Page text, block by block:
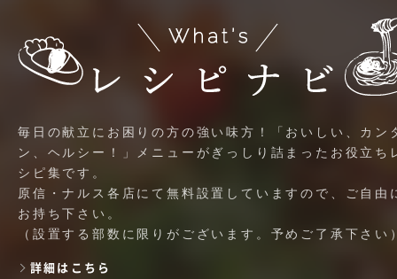
毎日の献立にお困りの方の強い味方！「おいしい、カン
ン、ヘルシー！」メニューがぎっしり詰まったお役立ち
シピ集です。
原信・ナルス各店にて無料設置していますので、ご自由
お持ち下さい。
（設置する部数に限りがございます。予めご了承下さい
詳細はこちら